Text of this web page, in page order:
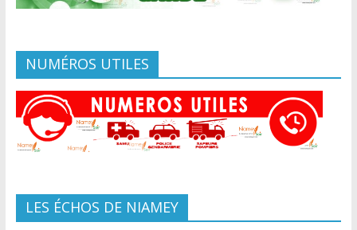
NUMÉROS UTILES
LES ÉCHOS DE NIAMEY